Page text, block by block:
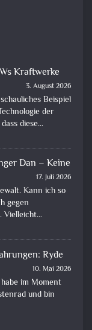
Kraftwerke
3. August 2026
Beispiel
der
diese…
Dan – Keine
17. Juli 2026
Kann ich so
gegen
Vielleicht…
Ryde
10. Mai 2026
im Moment
und bin